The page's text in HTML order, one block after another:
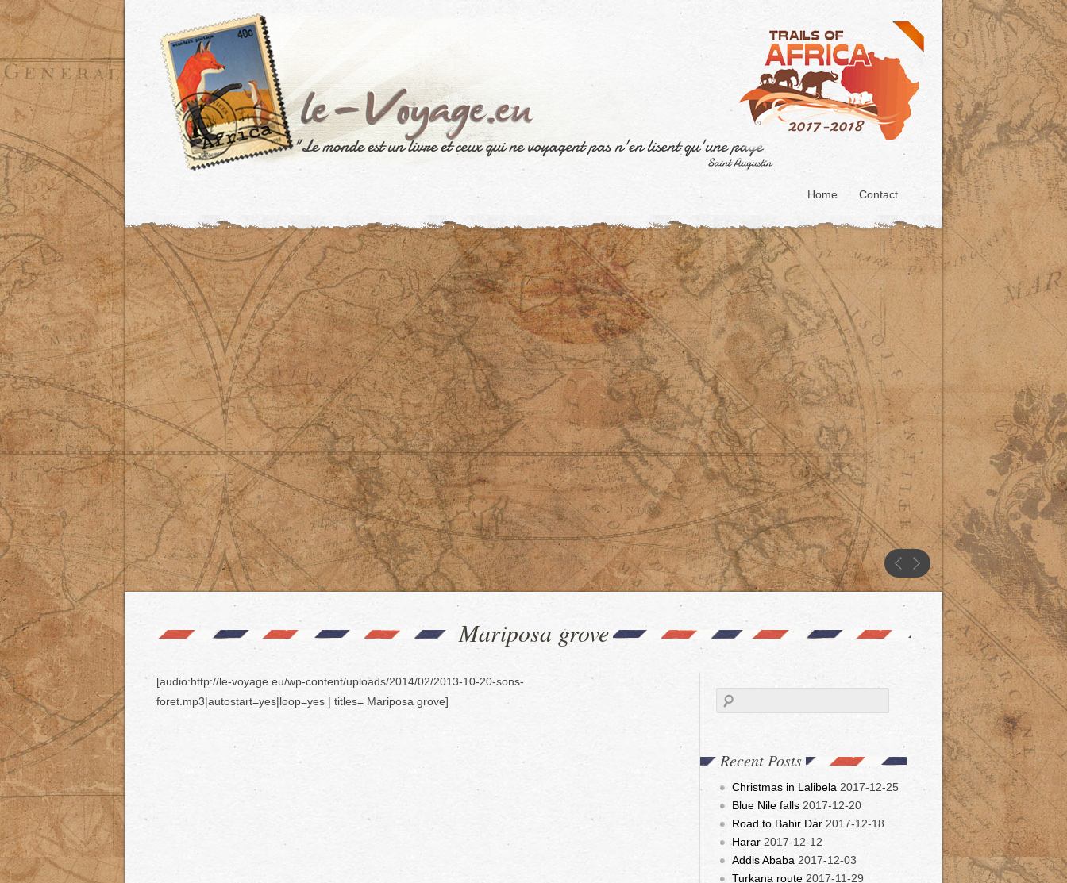
Home Contact
Mariposa grove
[audio:http://le-voyage.eu/wp-content/uploads/2014/02/2013-10-20-sons-
foret.mp3|autostart=yes|loop=yes | titles= Mariposa grove]
Recent Posts
Christmas in Lalibela 2017-12-25
Blue Nile falls 2017-12-20
Road to Bahir Dar 2017-12-18
Harar 2017-12-12
Addis Ababa 2017-12-03
Turkana route 2017-11-29